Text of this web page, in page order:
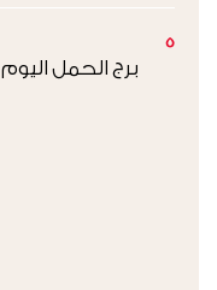
5
برج الحمل اليوم